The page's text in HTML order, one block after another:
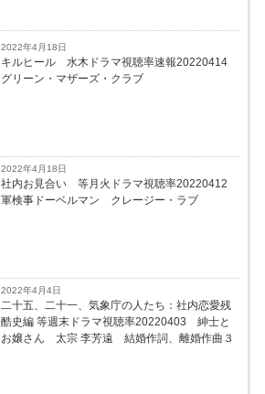
2022年4月18日
キルヒール 水木ドラマ視聴率速報20220414
グリーン・マザーズ・クラブ
2022年4月18日
社内お見合い 等月火ドラマ視聴率20220412
軍検事ドーベルマン クレージー・ラブ
2022年4月4日
二十五、二十一、気象庁の人たち：社内恋愛残
酷史編 等週末ドラマ視聴率20220403 紳士と
お嬢さん 太宗 李芳遠 結婚作詞、離婚作曲３